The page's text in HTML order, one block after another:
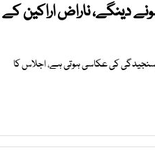
دینگے، ناراض اراکین کے
کی عکاسی ہوتی ہے، اجلاس کا